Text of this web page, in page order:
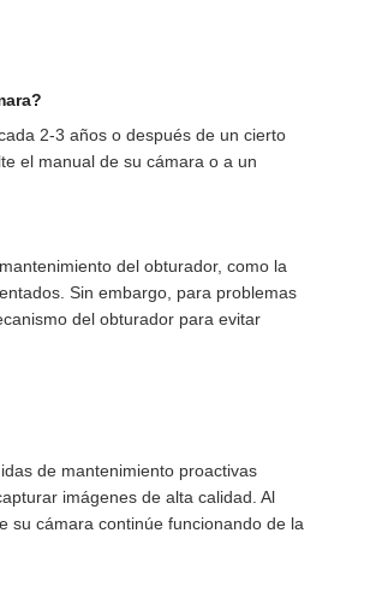
2-3 años o después de un cierto
el manual de su cámara o a un
del obturador, como la
Sin embargo, para problemas
del obturador para evitar
de mantenimiento proactivas
imágenes de alta calidad. Al
su cámara continúe funcionando de la